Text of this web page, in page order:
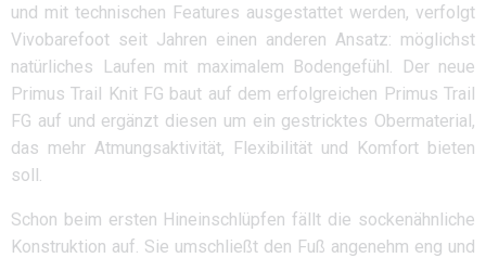
und mit technischen Features ausgestattet werden, verfolgt
Vivobarefoot seit Jahren einen anderen Ansatz: möglichst
natürliches Laufen mit maximalem Bodengefühl. Der neue
Primus Trail Knit FG baut auf dem erfolgreichen Primus Trail
FG auf und ergänzt diesen um ein gestricktes Obermaterial,
das mehr Atmungsaktivität, Flexibilität und Komfort bieten
soll.
Schon beim ersten Hineinschlüpfen fällt die sockenähnliche
Konstruktion auf. Sie umschließt den Fuß angenehm eng und